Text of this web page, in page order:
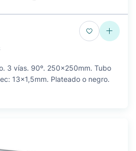
3 vías. 90º. 250x250mm. Tubo
13x1,5mm. Plateado o negro.